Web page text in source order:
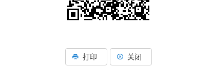
打印 关闭